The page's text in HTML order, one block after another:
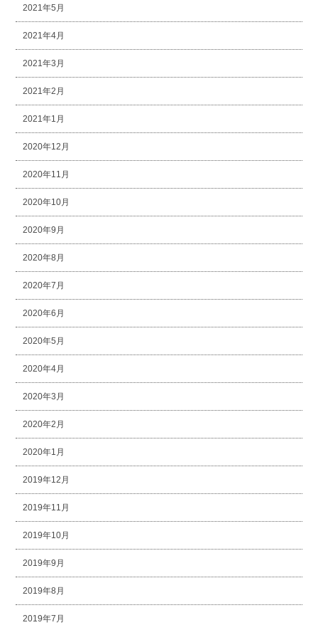
2021年5月
2021年4月
2021年3月
2021年2月
2021年1月
2020年12月
2020年11月
2020年10月
2020年9月
2020年8月
2020年7月
2020年6月
2020年5月
2020年4月
2020年3月
2020年2月
2020年1月
2019年12月
2019年11月
2019年10月
2019年9月
2019年8月
2019年7月